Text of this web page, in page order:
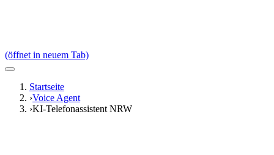
(öffnet in neuem Tab)
Startseite
›Voice Agent
›KI-Telefonassistent NRW